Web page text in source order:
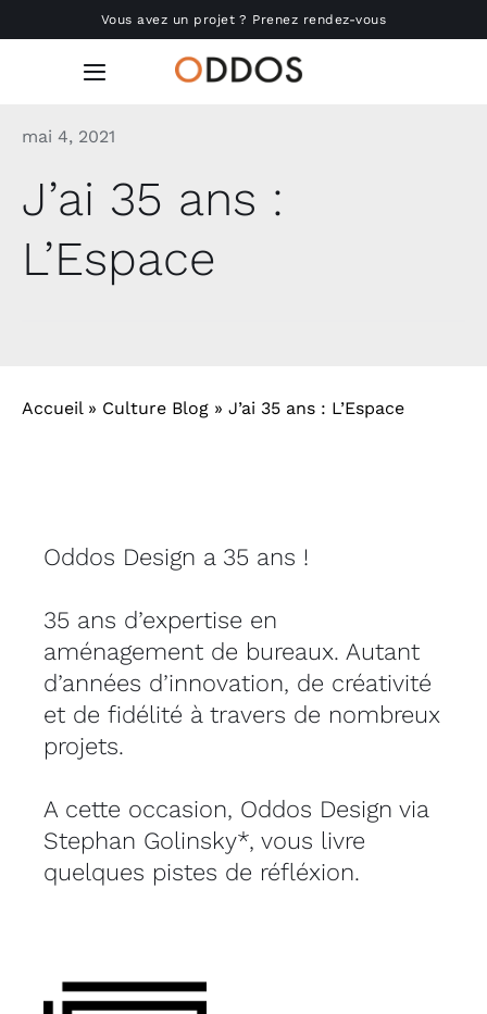
au
Vous avez un projet ? Prenez rendez-vous
Toggle
Nous connaître
Réalisations
Actu
mai 4, 2021
J’ai 35 ans :
L’Espace
Accueil» Culture Blog » J’ai 35 ans : L’Espace
Oddos Design a 35 ans !
35 ans d’expertise en
aménagement de bureaux. Autant
d’années d’innovation, de créativité
et de fidélité à travers de nombreux
projets.
A cette occasion, Oddos Design via
Stephan Golinsky*, vous livre
quelques pistes de réfléxion.